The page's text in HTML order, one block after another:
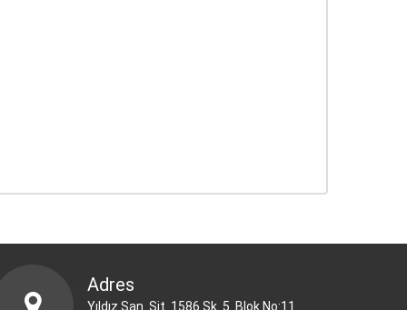
Adres
Yıldız San. Sit. 1586 Sk. 5. Blok No:11